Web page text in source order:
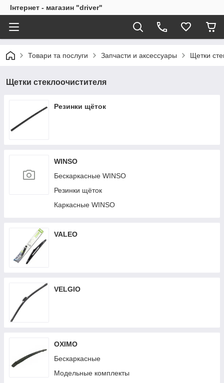
Інтернет - магазин "driver"
Товари та послуги Запчасти и аксессуары Щетки
Щетки стеклоочистителя
Резинки щёток
WINSO
Бескаркасные WINSO
Резинки щёток
Каркасные WINSO
VALEO
VELGIO
OXIMO
Бескаркасные
Модельные комплекты